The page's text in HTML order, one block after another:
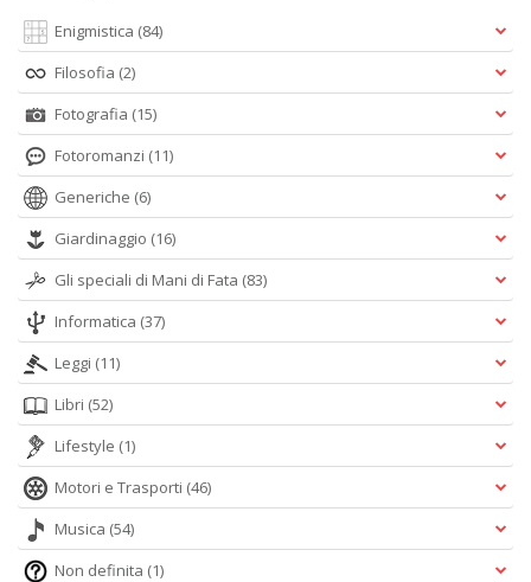
Enigmistica (84)
Filosofia (2)
Fotografia (15)
Fotoromanzi (11)
Generiche (6)
Giardinaggio (16)
Gli speciali di Mani di Fata (83)
Informatica (37)
Leggi (11)
Libri (52)
Lifestyle (1)
Motori e Trasporti (46)
Musica (54)
Non definita (1)